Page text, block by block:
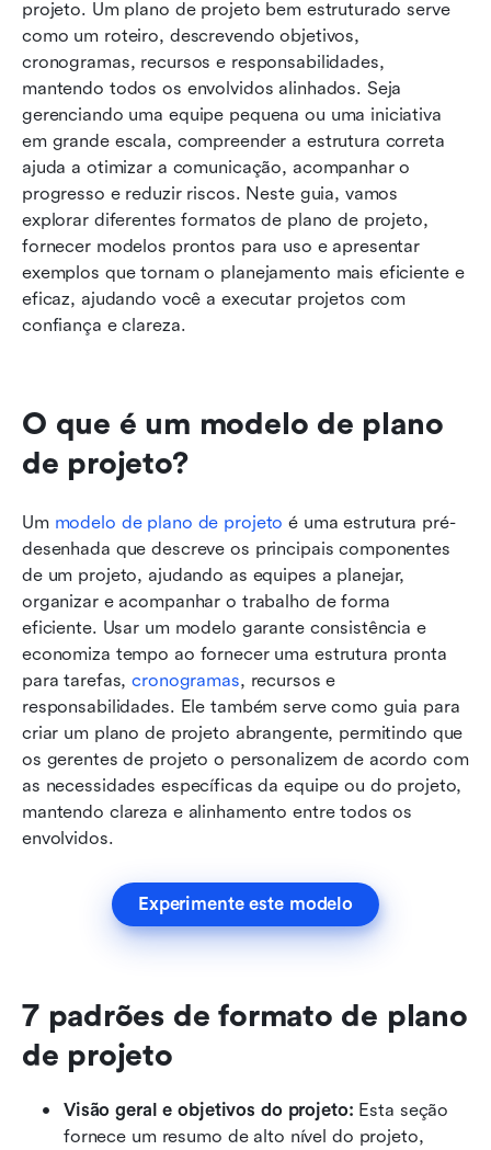
projeto. Um plano de projeto bem estruturado serve
como um roteiro, descrevendo objetivos,
cronogramas, recursos e responsabilidades,
mantendo todos os envolvidos alinhados. Seja
gerenciando uma equipe pequena ou uma iniciativa
em grande escala, compreender a estrutura correta
ajuda a otimizar a comunicação, acompanhar o
progresso e reduzir riscos. Neste guia, vamos
explorar diferentes formatos de plano de projeto,
fornecer modelos prontos para uso e apresentar
exemplos que tornam o planejamento mais eficiente e
eficaz, ajudando você a executar projetos com
confiança e clareza.
O que é um modelo de plano
de projeto?
Um modelo de plano de projeto é uma estrutura pré-
desenhada que descreve os principais componentes
de um projeto, ajudando as equipes a planejar,
organizar e acompanhar o trabalho de forma
eficiente. Usar um modelo garante consistência e
economiza tempo ao fornecer uma estrutura pronta
para tarefas, cronogramas, recursos e
responsabilidades. Ele também serve como guia para
criar um plano de projeto abrangente, permitindo que
os gerentes de projeto o personalizem de acordo com
as necessidades específicas da equipe ou do projeto,
mantendo clareza e alinhamento entre todos os
envolvidos.
Experimente este modelo
7 padrões de formato de plano
de projeto
Visão geral e objetivos do projeto: Esta seção
fornece um resumo de alto nível do projeto,
Erros comuns ao criar planos de projeto
Conclusão
Perguntas frequentes
Leitura relacionada